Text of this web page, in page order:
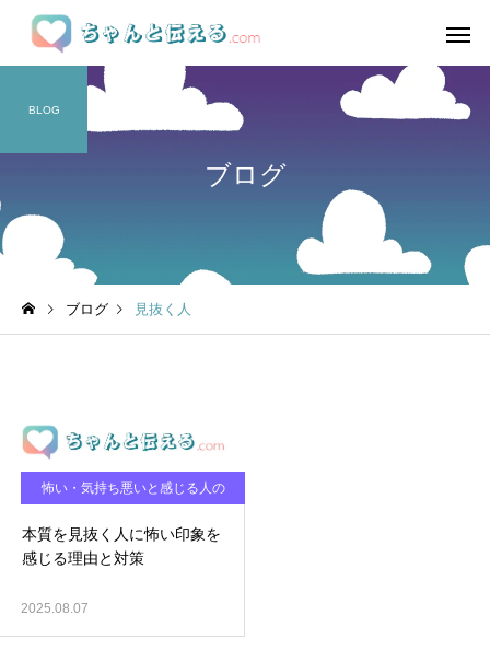
ブログ
BLOG
ブログ 見抜く人
怖い・気持ち悪いと感じる人の
本質を見抜く人に怖い印象を
感じる理由と対策
2025.08.07